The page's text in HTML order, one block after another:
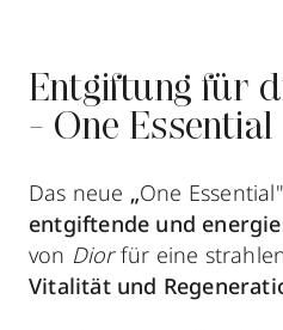
Entgiftung für
- One Essential
Das neue „One
entgiftende und
von Diorfür eine
Vitalität und